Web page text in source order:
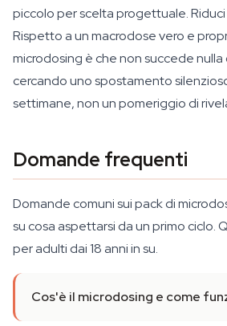
piccolo per scelta progettuale.
Rispetto a un macrodose vero e
microdosing è che non succede
cercando uno spostamento
settimane, non un pomeriggio di
Domande frequenti
Domande comuni sui pack di
su cosa aspettarsi da un primo ciclo.
per adulti dai 18 anni in su.
Cos'è il microdosing e come